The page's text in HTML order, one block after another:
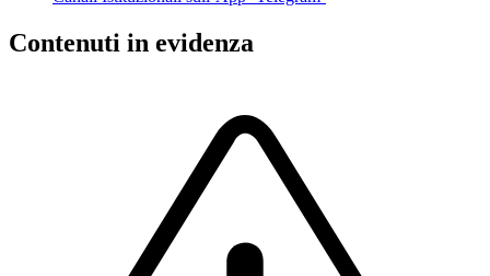
Contenuti in evidenza